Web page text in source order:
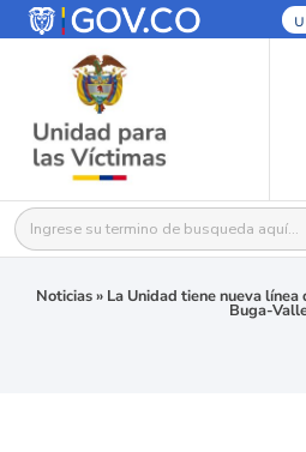
Buscar:
Noticias» La Unidad tiene nueva
Buga-